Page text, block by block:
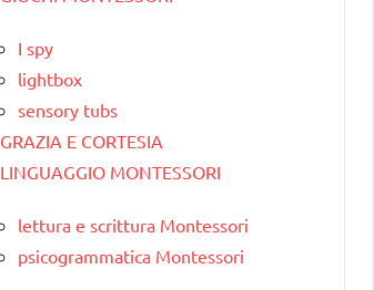
I spy
lightbox
sensory tubs
GRAZIA E CORTESIA
LINGUAGGIO MONTESSORI
lettura e scrittura Montessori
psicogrammatica Montessori